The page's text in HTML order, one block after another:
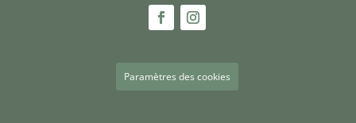
Paramètres des cookies